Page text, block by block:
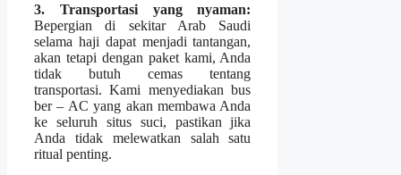
3. Transportasi yang nyaman:
Bepergian di sekitar Arab Saudi
selama haji dapat menjadi tantangan,
akan tetapi dengan paket kami, Anda
tidak butuh cemas tentang
transportasi. Kami menyediakan bus
ber – AC yang akan membawa Anda
ke seluruh situs suci, pastikan jika
Anda tidak melewatkan salah satu
ritual penting.